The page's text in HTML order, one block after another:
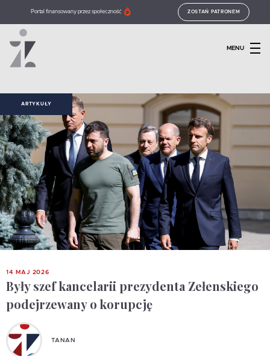
Portal finansowany przez społeczność ZOSTAŃ PATRONEM
MENU
ARTYKUŁY
14 MAJ 2026
Były szef kancelarii prezydenta Zełenskiego
podejrzewany o korupcję
TANAN